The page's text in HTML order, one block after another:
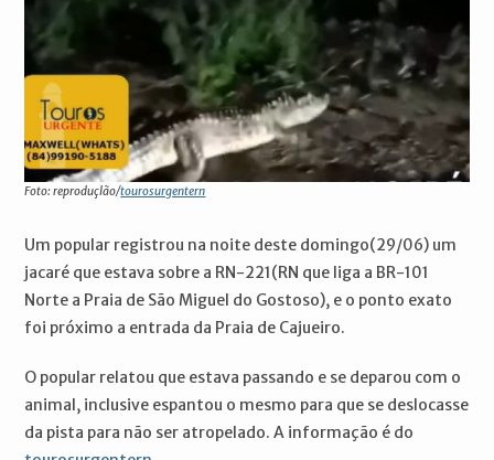
Foto: reproduçlão/tourosurgentern
Um popular registrou na noite deste domingo(29/06) um
jacaré que estava sobre a RN-221(RN que liga a BR-101
Norte a Praia de São Miguel do Gostoso), e o ponto exato
foi próximo a entrada da Praia de Cajueiro.
O popular relatou que estava passando e se deparou com o
animal, inclusive espantou o mesmo para que se deslocasse
da pista para não ser atropelado. A informação é do